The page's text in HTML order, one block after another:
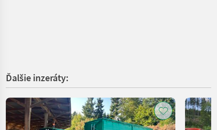
Ďalšie inzeráty: